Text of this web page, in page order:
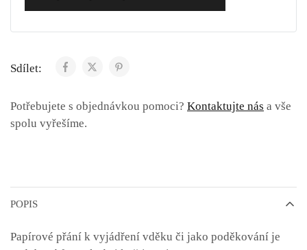
Sdílet:
Potřebujete s objednávkou pomoci? Kontaktujte nás a vše
spolu vyřešíme.
POPIS
Papírové přání k vyjádření vděku či jako poděkování je